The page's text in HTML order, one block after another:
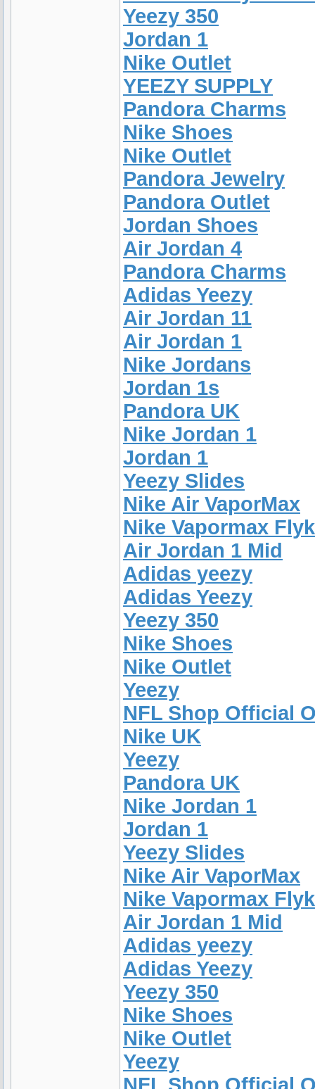
Yeezy 350
Jordan 1
Nike Outlet
YEEZY SUPPLY
Pandora Charms
Nike Shoes
Nike Outlet
Pandora Jewelry
Pandora Outlet
Jordan Shoes
Air Jordan 4
Pandora Charms
Adidas Yeezy
Air Jordan 11
Air Jordan 1
Nike Jordans
Jordan 1s
Pandora UK
Nike Jordan 1
Jordan 1
Yeezy Slides
Nike Air VaporMax
Nike Vapormax
Air Jordan 1 Mid
Adidas yeezy
Adidas Yeezy
Yeezy 350
Nike Shoes
Nike Outlet
Yeezy
NFL Shop Official
Nike UK
Yeezy
Pandora UK
Nike Jordan 1
Jordan 1
Yeezy Slides
Nike Air VaporMax
Nike Vapormax
Air Jordan 1 Mid
Adidas yeezy
Adidas Yeezy
Yeezy 350
Nike Shoes
Nike Outlet
Yeezy